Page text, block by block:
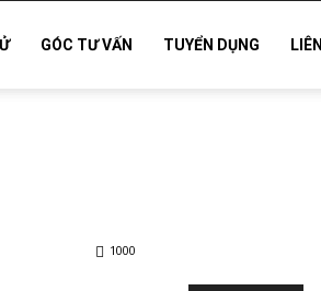
GÓC TƯ VẤN TUYỂN DỤNG
1000